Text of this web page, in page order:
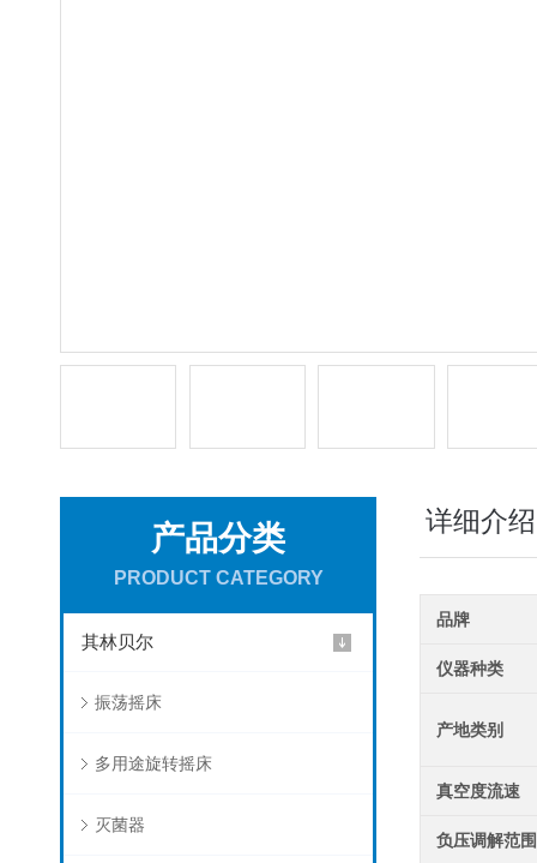
产品分类
PRODUCT CATEGORY
其林贝尔
振荡摇床
多用途旋转摇床
灭菌器
详细介绍
品牌
仪器种类
产地类别
真空度流速
负压调解范围